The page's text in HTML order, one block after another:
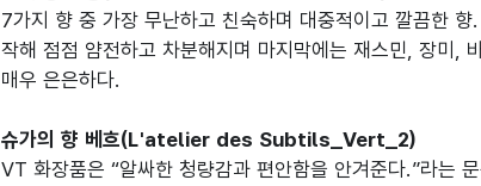
7가지 향 중 가장 무난하고 친숙하며 대중적이고 깔끔한
작해 점점 얌전하고 차분해지며 마지막에는 재스민, 장미,
매우 은은하다.
슈가의 향 베흐(L'atelier des Subtils_Vert_2)
VT 화장품은 “알싸한 청량감과 편안함을 안겨준다.”라는